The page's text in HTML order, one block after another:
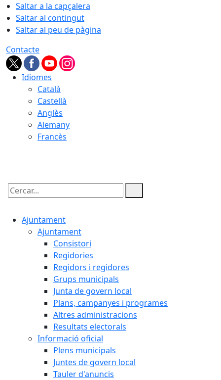
Saltar a la capçalera
Saltar al contingut
Saltar al peu de pàgina
Contacte
Idiomes
Català
Castellà
Anglès
Alemany
Francès
Cercar:
Ajuntament
Ajuntament
Consistori
Regidories
Regidors i regidores
Grups municipals
Junta de govern local
Plans, campanyes i programes
Altres administracions
Resultats electorals
Informació oficial
Plens municipals
Juntes de govern local
Tauler d'anuncis